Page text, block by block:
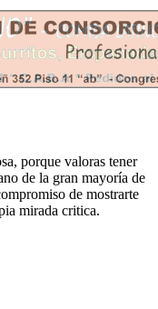
porque valoras tener
de la gran mayoría de
de mostrarte
mirada critica.